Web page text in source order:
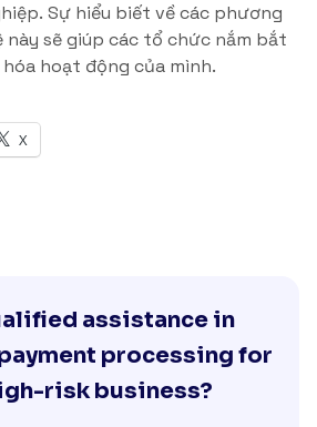
Sự hiểu biết về các phương
này sẽ giúp các tổ chức nắm bắt
hoạt động của mình.
X
assistance in
processing for
risk business?